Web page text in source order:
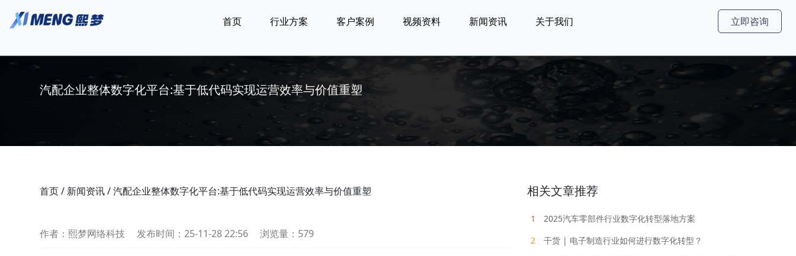
首页 行业方案 客户案例 视频资料 新闻资讯 关于我们 立即咨询
汽配企业整体数字化平台:基于低代码实现运营效率与价值重塑
首页/ 新闻资讯/汽配企业整体数字化平台:基于低代码实现运营效率与价值重塑
作者：熙梦网络科技 发布时间：25-11-28 22:56 浏览量：579
相关文章推荐
1
2025汽车零部件行业数字化转型落地方案
2
干货 | 电子制造行业如何进行数字化转型？